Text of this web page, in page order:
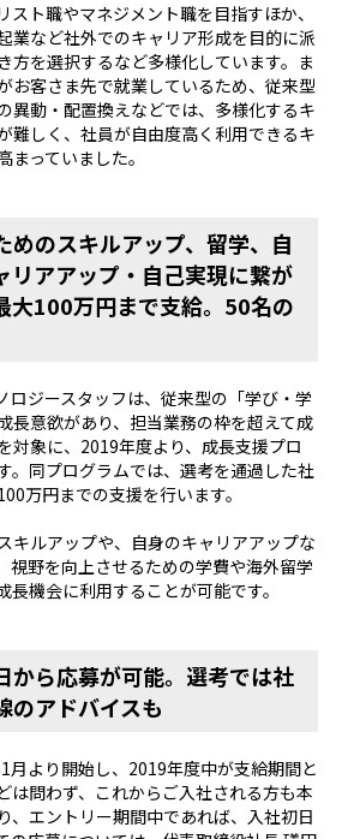
スト職やマネジメント職を目指すほか、
業など社外でのキャリア形成を目的に派
方を選択するなど多様化しています。ま
お客さま先で就業しているため、従来型
異動・配置換えなどでは、多様化するキ
難しく、社員が自由度高く利用できるキ
っていました。
めのスキルアップ、留学、自
リアアップ・自己実現に繋が
大100万円まで支給。50名の
ロジースタッフは、従来型の「学び・学
長意欲があり、担当業務の枠を超えて成
対象に、2019年度より、成長支援プロ
。同プログラムでは、選考を通過した社
万円までの支援を行います。
キルアップや、自身のキャリアアップな
視野を向上させるための学費や海外留学
長機会に利用することが可能です。
から応募が可能。選考では社
のアドバイスも
月より開始し、2019年度中が支給期間と
は問わず、これからご入社される方も本
、エントリー期間中であれば、入社初日